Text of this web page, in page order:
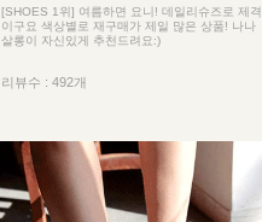
[SHOES 1위] 여름하면 요니! 데일리슈즈로 제격
이구요 색상별로 재구매가 제일 많은 상품! 나나
살롱이 자신있게 추천드려요:)
리뷰수 : 492개